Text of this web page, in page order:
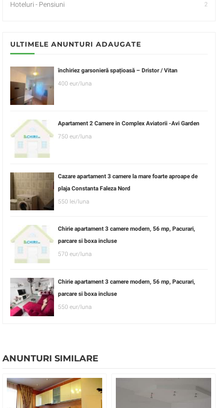
Hoteluri - Pensiuni 2
ULTIMELE ANUNTURI ADAUGATE
închiriez garsonieră spațioasă – Dristor / Vitan
400 eur/luna
Apartament 2 Camere in Complex Aviatorii -Avi Garden
750 eur/luna
Cazare apartament 3 camere la mare foarte aproape de
plaja Constanta Faleza Nord
550 lei/luna
Chirie apartament 3 camere modern, 56 mp, Pacurari,
parcare si boxa incluse
570 eur/luna
Chirie apartament 3 camere modern, 56 mp, Pacurari,
parcare si boxa incluse
550 eur/luna
ANUNTURI SIMILARE